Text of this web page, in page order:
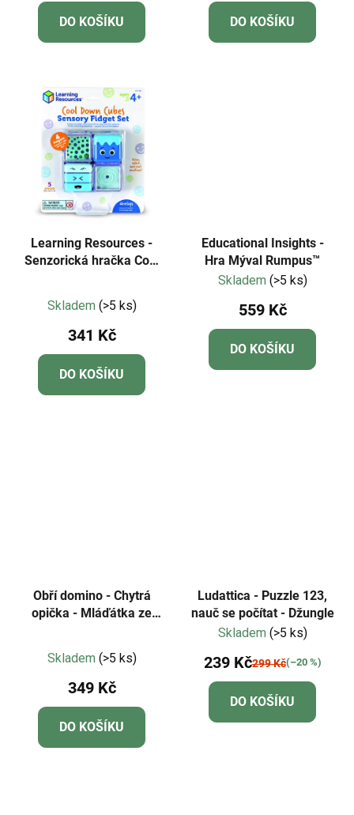
DO KOŠÍKU DO KOŠÍKU
Learning Resources -
Senzorická hračka Cool
hodnocení
produktu
je
3,7
z
Skladem (>5 ks)
341 Kč
DO KOŠÍKU
Educational Insights -
Hra Mýval Rumpus™
Skladem (>5 ks)
559 Kč
DO KOŠÍKU
Obří domino - Chytrá
opička - Mláďátka ze
hodnocení
produktu
je
5,0
z
Skladem (>5 ks)
349 Kč
DO KOŠÍKU
Ludattica - Puzzle 123,
nauč se počítat - Džungle
Skladem (>5 ks)
239 Kč299 Kč(–20 %)
DO KOŠÍKU